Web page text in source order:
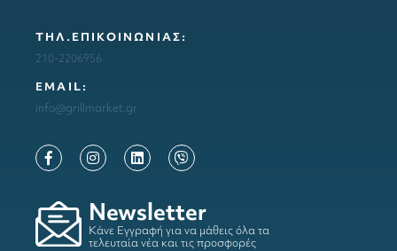
ΤΗΛ.ΕΠΙΚΟΙΝΩΝΙΑΣ:
210-2206956
ΕΜΑΙL:
info@grillmarket.gr
Newsletter
Κάνε Εγγραφή για να μάθεις όλα τα
τελευταία νέα και τις προσφορές